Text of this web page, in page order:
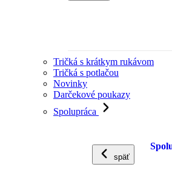
Tričká s krátkym rukávom
Tričká s potlačou
Novinky
Darčekové poukazy
Spolupráca
späť